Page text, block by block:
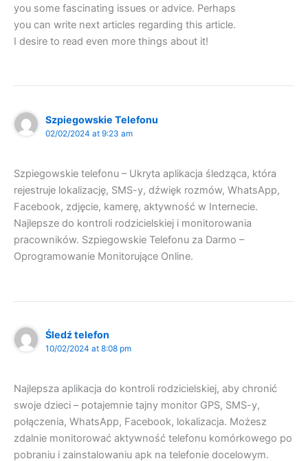
you some fascinating issues or advice. Perhaps
you can write next articles regarding this article.
I desire to read even more things about it!
Szpiegowskie Telefonu
02/02/2024 at 9:23 am
Szpiegowskie telefonu – Ukryta aplikacja śledząca, która
rejestruje lokalizację, SMS-y, dźwięk rozmów, WhatsApp,
Facebook, zdjęcie, kamerę, aktywność w Internecie.
Najlepsze do kontroli rodzicielskiej i monitorowania
pracowników. Szpiegowskie Telefonu za Darmo –
Oprogramowanie Monitorujące Online.
Śledź telefon
10/02/2024 at 8:08 pm
Najlepsza aplikacja do kontroli rodzicielskiej, aby chronić
swoje dzieci – potajemnie tajny monitor GPS, SMS-y,
połączenia, WhatsApp, Facebook, lokalizacja. Możesz
zdalnie monitorować aktywność telefonu komórkowego po
pobraniu i zainstalowaniu apk na telefonie docelowym.